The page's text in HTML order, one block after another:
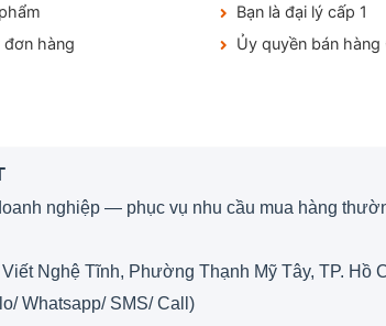
hàng
Bạn là đại lý cấp 1
Ủy quyền bán hàng
nghiệp — phục vụ nhu cầu mua hàng
Nghệ Tĩnh, Phường Thạnh Mỹ Tây, TP. Hồ
Whatsapp/ SMS/ Call)